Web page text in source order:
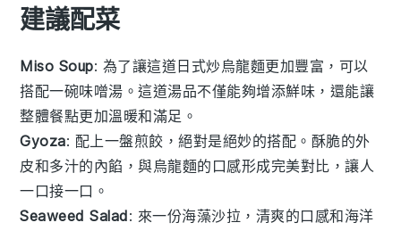
建議配菜
Miso Soup: 為了讓這道日式炒烏龍麵更加豐富，可以
搭配一碗味噌湯 。這道湯品不僅能夠增添鮮味 ，還能讓
整體餐點更加溫暖和滿足 。
Gyoza: 配上一盤煎餃 ，絕對是絕妙的搭配。 酥脆的外
皮和多汁的內餡 ，與烏龍麵的口感形成完美對比，讓人
一口接一口。
Seaweed Salad: 來一份海藻沙拉 ，清爽的口感和海洋